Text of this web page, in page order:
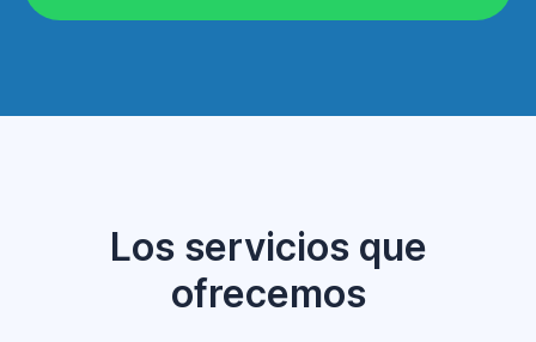
Los servicios que
ofrecemos